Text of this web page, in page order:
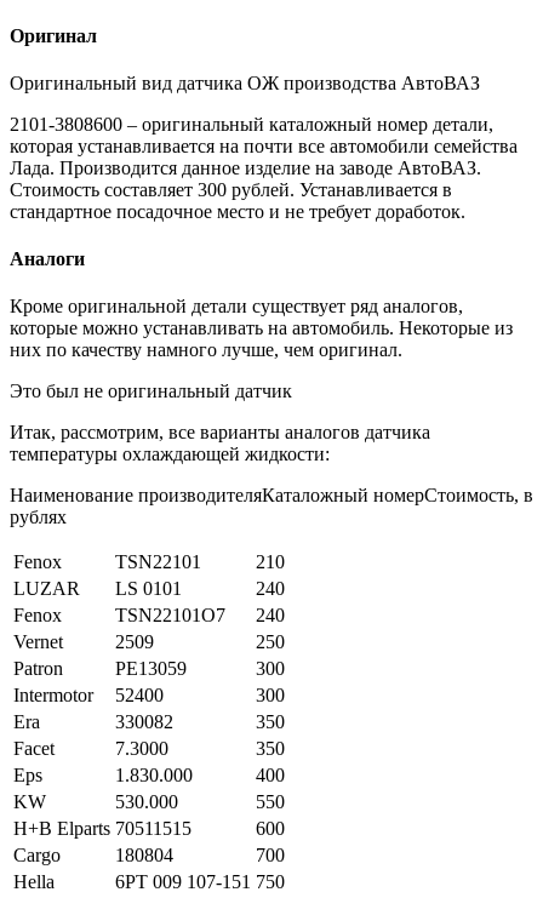
Оригинал
Оригинальный вид датчика ОЖ производства АвтоВАЗ
2101-3808600 – оригинальный каталожный номер детали,
которая устанавливается на почти все автомобили семейства
Лада. Производится данное изделие на заводе АвтоВАЗ.
Стоимость составляет 300 рублей. Устанавливается в
стандартное посадочное место и не требует доработок.
Аналоги
Кроме оригинальной детали существует ряд аналогов,
которые можно устанавливать на автомобиль. Некоторые из
них по качеству намного лучше, чем оригинал.
Это был не оригинальный датчик
Итак, рассмотрим, все варианты аналогов датчика
температуры охлаждающей жидкости:
Наименование производителяКаталожный номерСтоимость, в
рублях
Fenox TSN22101
210
LUZAR
LS 0101
240
Fenox
TSN22101O7
240
Vernet
2509
250
Patron
PE13059
300
Intermotor
52400
300
Era
330082
350
Facet
7.3000
350
Eps
1.830.000
400
KW
530.000
550
H+B Elparts 70511515
600
Cargo
180804
700
Hella
6PT 009 107-151 750